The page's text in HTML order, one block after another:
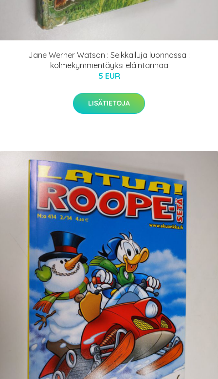
Jane Werner Watson : Seikkailuja luonnossa :
kolmekymmentäyksi eläintarinaa
5 EUR
LISÄTIETOJA